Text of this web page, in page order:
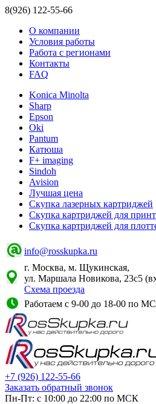
8(926) 122-55-66
О компании
Условия работы
Работа с регионами
Контакты
FAQ
Konica Minolta
Sharp
Epson
Oki
Pantum
Катюша
F+ imaging
Sindoh
Avision
Лучшая цена
Скупка лазерных картриджей
Скупка картриджей для
Скупка картриджей для
info@rosskupka.ru
г. Москва, м. Щукинская,
ул. Маршала Новикова, 23с5
Схема проезда
Работаем с 9-00 до 18-00 по
+7 (926) 122-55-66
Заказать обратный звонок
Пн-Пт: с 10:00 до 22:00 по МСК